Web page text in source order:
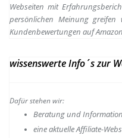
Webseiten mit
persönlichen Meinung greifen
Kundenbewertungen auf
wissenswerte Info´s zur
Dafür stehen wir:
Beratung und Information
eine aktuelle Affiliate-